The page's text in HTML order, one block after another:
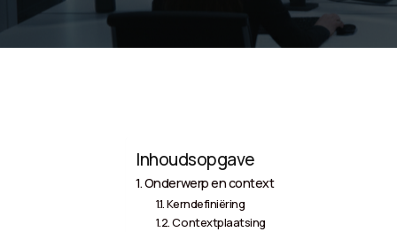
Inhoudsopgave
Onderwerp en context
Kerndefiniëring
Contextplaatsing